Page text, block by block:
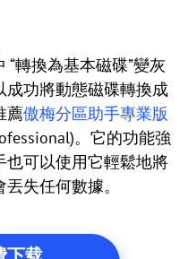
轉換為基本磁碟”變灰
成功將動態磁碟轉換成
薦傲梅分區助手專業版
。它的功能強
也可以使用它輕鬆地將
失任何數據。